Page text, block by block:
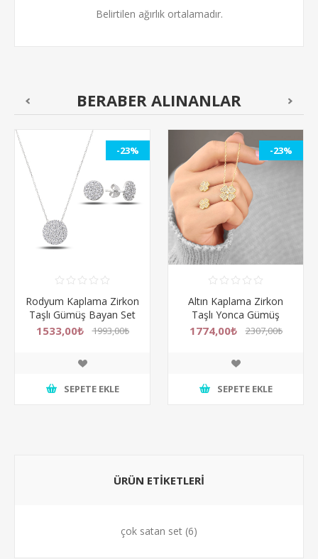
Belirtilen ağırlık ortalamadır.
BERABER ALINANLAR
-23%
Rodyum Kaplama Zirkon
Taşlı Gümüş Bayan Set
1533,00₺ 1993,00₺
SEPETE EKLE
-23%
Altın Kaplama Zirkon
Taşlı Yonca Gümüş
Bayan Set
1774,00₺ 2307,00₺
SEPETE EKLE
ÜRÜN ETİKETLERİ
çok satan set (6)